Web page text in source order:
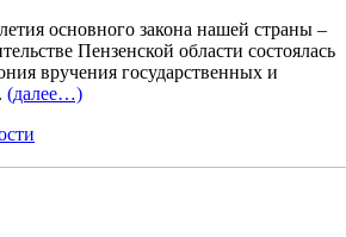
основного закона нашей страны –
Пензенской области состоялась
вручения государственных и
(далее…)